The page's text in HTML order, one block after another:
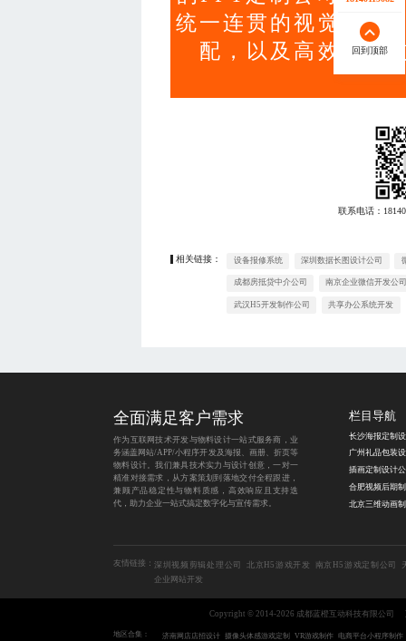
统一连贯的视觉设计
配，以及高效协作
联系电话：
相关链接： 设备报修系统 深圳数据长图设计公司
成都房抵贷中介公司 南京企业微信开发公
武汉H5开发制作公司 共享办公系统开发
回到顶部
全面满足客户需求
作为互联网技术开发与物料设计一站式服务商，业
务涵盖网站/APP/小程序开发及海报、画册、折页等
物料设计。我们兼具技术实力与设计创意，一对一
精准对接需求，从方案策划到落地交付全程跟进，
兼顾产品稳定性与物料质感，高效响应且支持迭
代，助力企业一站式搞定数字化与宣传需求。
栏目导航
长沙海报定制
插画定制设计
友情链接： 深圳视频剪辑处理公司 北京H5游戏开发 南京H5游戏定制公司
企业网站开发
Copyright © 2014-2026 成都蓝橙互动科技有限公司
地区合集： 济南网店店招设计 摄像头体感游戏定制 VR游戏制作 电商平台小程序制作